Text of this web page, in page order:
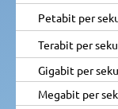
Petabit per
Terabit per
Gigabit per
Megabit per